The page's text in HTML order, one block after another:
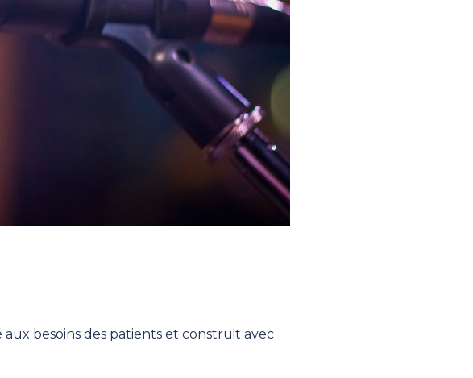
besoins des patients et construit avec